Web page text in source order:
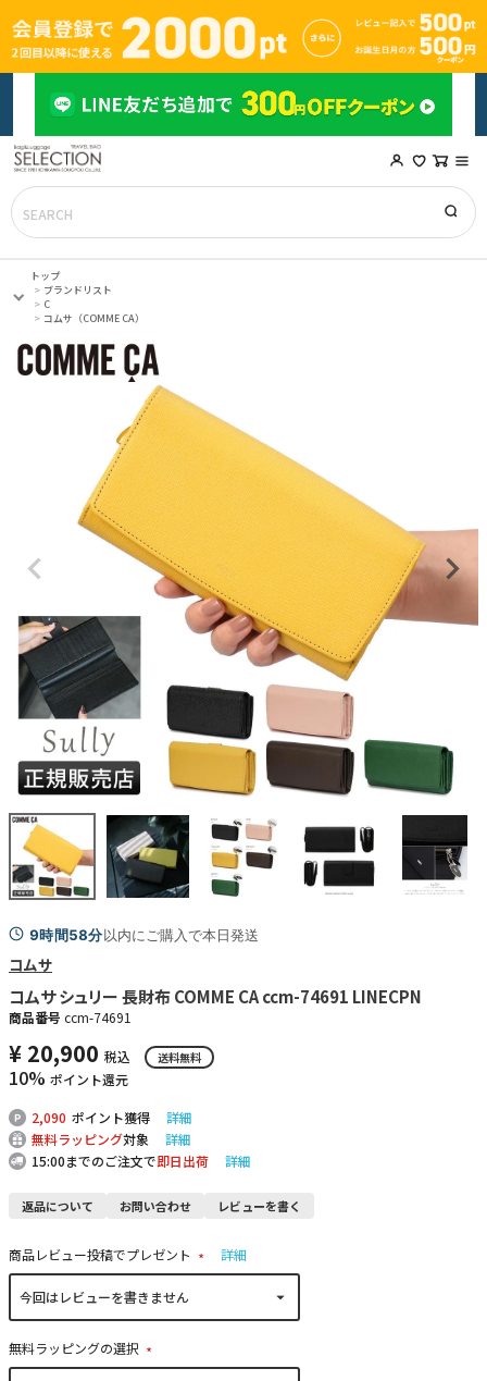
トップ
ブランドリスト
C
コムサ（COMME CA）
9時間58分以内にご購入で本日発送
コムサ
コムサ シュリー 長財布 COMME CA ccm-74691 LINECPN
商品番号 ccm-74691
¥ 20,900 税込 送料無料
10% ポイント還元
2,090 ポイント獲得
詳細
無料ラッピング対象
詳細
15:00までのご注文で即日出荷 詳細
返品について お問い合わせ レビューを書く
商品レビュー投稿でプレゼント
(
詳細
無料ラッピングの選択
(